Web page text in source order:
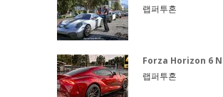
랩퍼투혼
Forza Horizon 6
랩퍼투혼